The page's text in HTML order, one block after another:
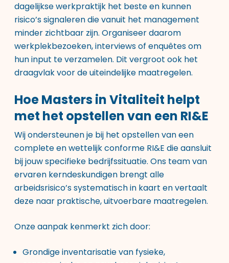
dagelijkse werkpraktijk het beste en kunnen
risico’s signaleren die vanuit het management
minder zichtbaar zijn. Organiseer daarom
werkplekbezoeken, interviews of enquêtes om
hun input te verzamelen. Dit vergroot ook het
draagvlak voor de uiteindelijke maatregelen.
Hoe Masters in Vitaliteit helpt
met het opstellen van een RI&E
Wij ondersteunen je bij het opstellen van een
complete en wettelijk conforme RI&E die aansluit
bij jouw specifieke bedrijfssituatie. Ons team van
ervaren kerndeskundigen brengt alle
arbeidsrisico’s systematisch in kaart en vertaalt
deze naar praktische, uitvoerbare maatregelen.
Onze aanpak kenmerkt zich door:
Grondige inventarisatie van fysieke,